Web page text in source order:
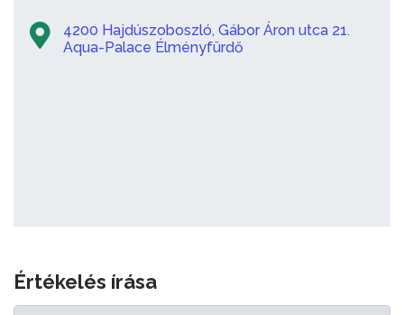
4200 Hajdúszoboszló, Gábor Áron utca 21.
Aqua-Palace Élményfürdő
Értékelés írása